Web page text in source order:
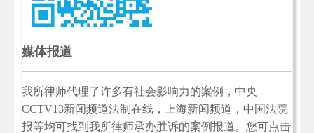
媒体报道
我所律师代理了许多有社会影响力的案例，中央
CCTV13新闻频道法制在线，上海新闻频道，中国法院
报等均可找到我所律师承办胜诉的案例报道。您可点击